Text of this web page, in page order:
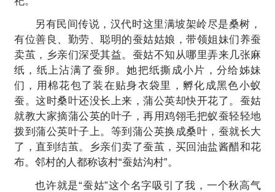
另有民间传说，汉代时这里满坡架岭尽是桑树，
有位善良、勤劳、聪明的蚕姑姑娘，带领姐妹们养蚕
卖茧，乡亲们深受其益。蚕姑不知从哪里弄来几张麻
纸，纸上沾满了蚕卵。她把纸撕成小片，分给姊妹
们，用棉花包了装在贴身衣袋里，孵化成黑色小蚁
蚕。这时桑叶还没长上来，蒲公英却快开花了。蚕姑
就教大家摘蒲公英的叶子，再用鸡翎毛把蚁蚕轻轻地
拨到蒲公英叶子上。等到蒲公英换成桑叶，蚕就长大
了，直到结茧。乡亲们卖了蚕茧，买回油盐酱醋和花
布。邻村的人都称该村“蚕姑沟村”。
也许就是“蚕姑”这个名字吸引了我，一个秋高气